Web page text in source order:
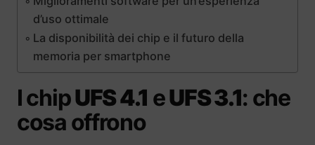
d’uso ottimale
La disponibilità dei chip e il futuro della
memoria per smartphone
I chipUFS 4.1 eUFS 3.1: che
cosa offrono